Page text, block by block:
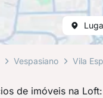
Vespasiano Vila
de imóveis na Loft: